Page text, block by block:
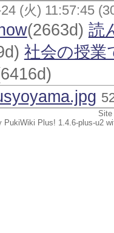
(火) 11:57:45
(2663d) 読
社会の授業
PukiWiki Plus! 1.4.6-plus-u2